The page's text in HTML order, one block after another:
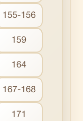
155-156
159
164
167-168
171